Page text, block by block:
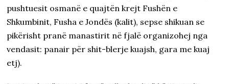
pushtuesit osmanë e quajtën krejt Fushën e
Shkumbinit, Fusha e Jondës (kalit), sepse shikuan se
pikërisht pranë manastirit në fjalë organizohej nga
vendasit: panair për shit-blerje kuajsh, gara me kuaj
etj).